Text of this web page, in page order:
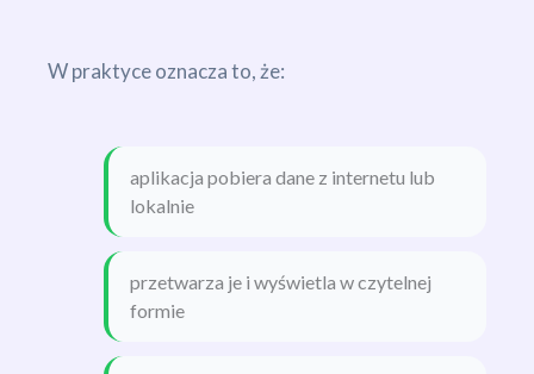
W praktyce oznacza to, że:
aplikacja pobiera dane z internetu lub
lokalnie
przetwarza je i wyświetla w czytelnej
formie